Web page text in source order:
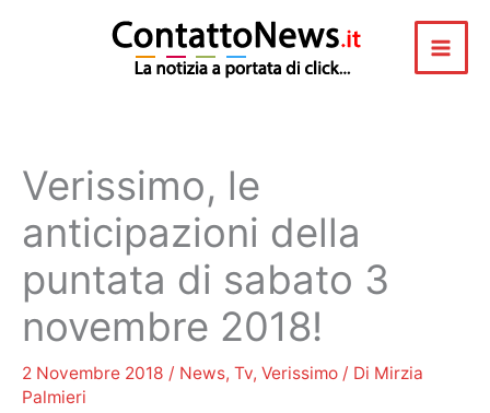
Verissimo, le
anticipazioni della
puntata di sabato 3
novembre 2018!
2 Novembre 2018 / News, Tv, Verissimo / Di Mirzia
Palmieri